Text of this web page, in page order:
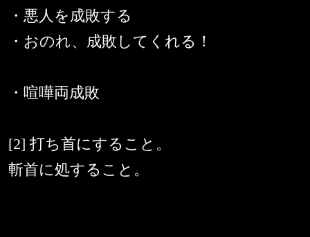
・悪人を成敗する
・おのれ、成敗してくれる！
・喧嘩両成敗
[2] 打ち首にすること。
斬首に処すること。